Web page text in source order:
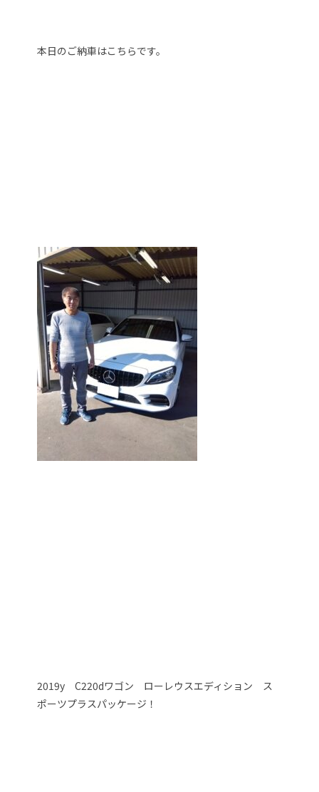
本日のご納車はこちらです。
2019y C220dワゴン ローレウスエディション ス
ポーツプラスパッケージ！